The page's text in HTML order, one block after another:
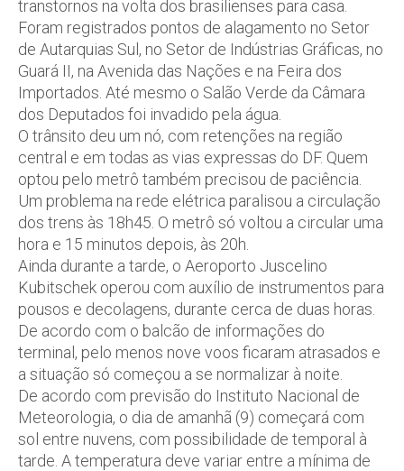
transtornos na volta dos brasilienses para casa.
Foram registrados pontos de alagamento no Setor
de Autarquias Sul, no Setor de Indústrias Gráficas, no
Guará II, na Avenida das Nações e na Feira dos
Importados. Até mesmo o Salão Verde da Câmara
dos Deputados foi invadido pela água.
O trânsito deu um nó, com retenções na região
central e em todas as vias expressas do DF. Quem
optou pelo metrô também precisou de paciência.
Um problema na rede elétrica paralisou a circulação
dos trens às 18h45. O metrô só voltou a circular uma
hora e 15 minutos depois, às 20h.
Ainda durante a tarde, o Aeroporto Juscelino
Kubitschek operou com auxílio de instrumentos para
pousos e decolagens, durante cerca de duas horas.
De acordo com o balcão de informações do
terminal, pelo menos nove voos ficaram atrasados e
a situação só começou a se normalizar à noite.
De acordo com previsão do Instituto Nacional de
Meteorologia, o dia de amanhã (9) começará com
sol entre nuvens, com possibilidade de temporal à
tarde. A temperatura deve variar entre a mínima de